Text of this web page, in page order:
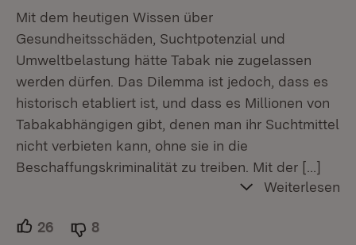
Mit dem heutigen Wissen über
Gesundheitsschäden, Suchtpotenzial und
Umweltbelastung hätte Tabak nie zugelassen
werden dürfen. Das Dilemma ist jedoch, dass es
historisch etabliert ist, und dass es Millionen von
Tabakabhängigen gibt, denen man ihr Suchtmittel
nicht verbieten kann, ohne sie in die
Beschaffungskriminalität zu treiben. Mit der […]
Weiterlesen
26 Unterstützer.
8